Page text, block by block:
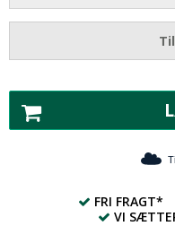
FRI FRAGT*
VI